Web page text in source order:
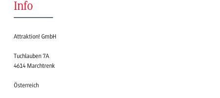
Info
Attraktion! GmbH
Tuchlauben 7A
4614 Marchtrenk
Österreich